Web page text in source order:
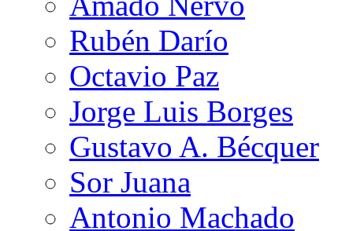
Rubén Darío
Octavio Paz
Jorge Luis Borges
Gustavo A. Bécquer
Sor Juana
Antonio Machado